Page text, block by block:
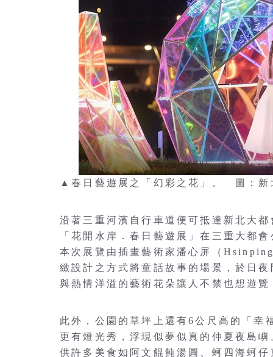
▲春日藝遊展之「幻彩之花」。 圖：新
沿著三重河濱自行車道便可抵達新北大
「花開水岸．春日藝遊展」在三重大都
本次展覽由插畫藝術家潘心屏（
緻設計之方式將童話故事的場景，於日
與熱情洋溢的藝術花朵讓人不禁也想遊
此外，公園的草坪上還有6公尺高的「幸
更有燈光秀，浮現似夢似真的仲夏夜島
供許多美食如阿文餛飩湯圓、蚵四海蚵